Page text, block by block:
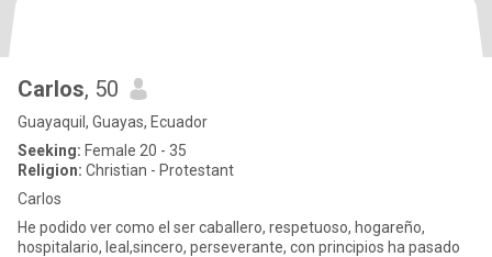
Carlos, 50
Guayaquil, Guayas, Ecuador
Seeking: Female 20 - 35
Religion: Christian - Protestant
Carlos
He podido ver como el ser caballero, respetuoso, hogareño,
hospitalario, leal,sincero, perseverante, con principios ha pasado